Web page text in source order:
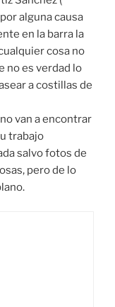
alguna causa
en la barra la
cosa no
no es verdad lo
a costillas de
van a encontrar
trabajo
salvo fotos de
pero de lo